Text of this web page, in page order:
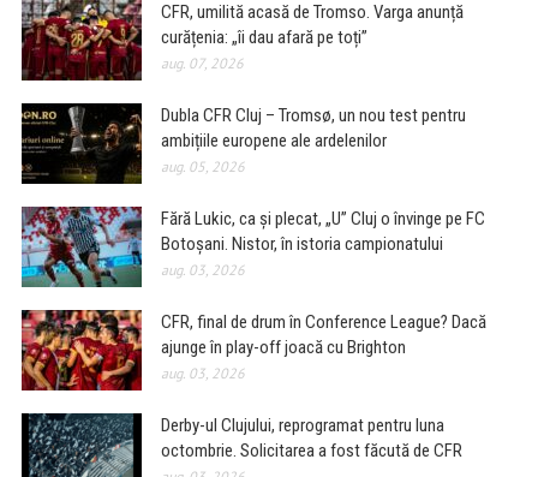
CFR, umilită acasă de Tromso. Varga anunță
curățenia: „îi dau afară pe toți”
aug. 07, 2026
Dubla CFR Cluj – Tromsø, un nou test pentru
ambițiile europene ale ardelenilor
aug. 05, 2026
Fără Lukic, ca și plecat, „U” Cluj o învinge pe FC
Botoșani. Nistor, în istoria campionatului
aug. 03, 2026
CFR, final de drum în Conference League? Dacă
ajunge în play-off joacă cu Brighton
aug. 03, 2026
Derby-ul Clujului, reprogramat pentru luna
octombrie. Solicitarea a fost făcută de CFR